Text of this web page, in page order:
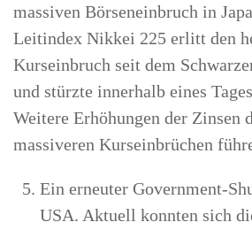
massiven Börseneinbruch in
Leitindex Nikkei 225 erlitt den
Kurseinbruch seit dem
und stürzte innerhalb eines
Weitere Erhöhungen der Zinsen
massiveren Kurseinbrüchen
Ein erneuter Government-
USA. Aktuell konnten sich